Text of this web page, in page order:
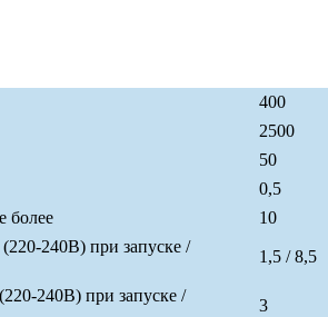
400
2500
50
0,5
более
10
240В) при запуске /
1,5 / 8,5
240В) при запуске /
3